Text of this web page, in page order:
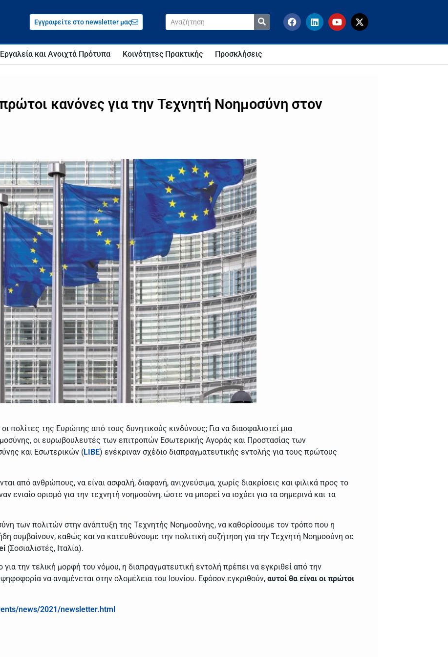
Εγγραφείτε στο newsletter μας
Εργαλεία και Ανοιχτά Πρότυπα Κοινότητες Πρακτικής Προσκλήσεις
κανόνες για την Τεχνητή Νοημοσύνη στον
πολίτες της Ευρώπης από τους δυνητικούς κινδύνους; Για να διασφαλιστεί μια
οι ευρωβουλευτές των επιτροπών Εσωτερικής Αγοράς και Προστασίας των
και Εσωτερικών (LIBE) ενέκριναν σχέδιο διαπραγματευτικής εντολής για τους πρώτους
από ανθρώπους, να είναι ασφαλή, διαφανή, ανιχνεύσιμα, χωρίς διακρίσεις και φιλικά προς το
ορισμό για την τεχνητή νοημοσύνη, ώστε να μπορεί να ισχύει για τα σημερινά και τα
των πολιτών στην ανάπτυξη της Τεχνητής Νοημοσύνης, να καθορίσουμε τον τρόπο που η
συμβαίνουν, καθώς και να κατευθύνουμε την πολιτική συζήτηση για την Τεχνητή Νοημοσύνη σε
(Σοσιαλιστές, Ιταλία).
την τελική μορφή του νόμου, η διαπραγματευτική εντολή πρέπει να εγκριθεί από την
να αναμένεται στην ολομέλεια του Ιουνίου. Εφόσον εγκριθούν, αυτοί θα είναι οι πρώτοι
news/2021/newsletter.html